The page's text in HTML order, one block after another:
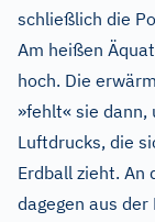
schließlich die
Am heißen
hoch. Die
»fehlt« sie
Luftdrucks, die
Erdball zieht. An
dagegen aus